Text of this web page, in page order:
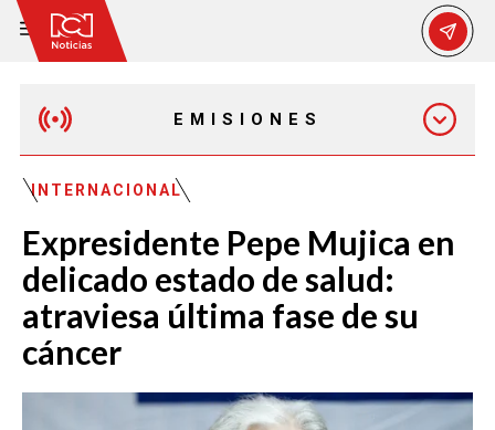
EMISIONES
EMISIÓN 12:30 PM
EMISIÓN 7:00 PM
EMISIÓN 11:30 PM
INTERNACIONAL
Expresidente Pepe Mujica en
delicado estado de salud:
atraviesa última fase de su
cáncer